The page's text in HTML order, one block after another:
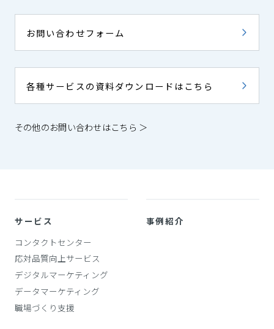
お問い合わせフォーム
各種サービスの資料ダウンロードはこちら
その他のお問い合わせはこちら ＞
サービス
コンタクトセンター
応対品質向上サービス
デジタルマーケティング
データマーケティング
職場づくり支援
事例紹介